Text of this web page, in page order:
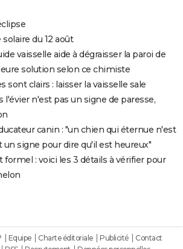
du 12 août
vaisselle aide à dégraisser la paroi de
solution selon ce chimiste
sont clairs : laisser la vaisselle sale
l'évier n'est pas un signe de paresse,
canin : "un chien qui éternue n'est
un signe pour dire qu'il est heureux"
formel : voici les 3 détails à vérifier pour
Equipe Charte éditoriale Publicité
Contact